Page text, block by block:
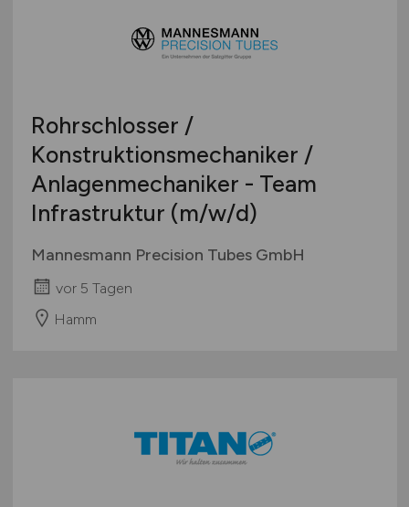
Rohrschlosser /
Konstruktionsmechaniker /
Anlagenmechaniker - Team
Infrastruktur (m/w/d)
Mannesmann Precision Tubes GmbH
vor 5 Tagen
Hamm